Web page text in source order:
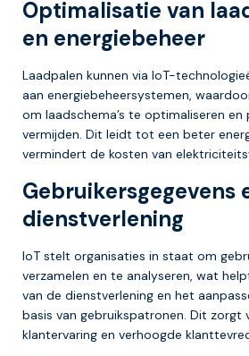
Optimalisatie van
en energiebeheer
Laadpalen kunnen via IoT-
aan energiebeheersystemen,
om laadschema’s te optimaliseren en
vermijden. Dit leidt tot een beter
vermindert de kosten van
Gebruikersgegevens
dienstverlening
IoT stelt organisaties in staat om
verzamelen en te analyseren, wat
van de dienstverlening en het
basis van gebruikspatronen. Dit zorgt
klantervaring en verhoogde